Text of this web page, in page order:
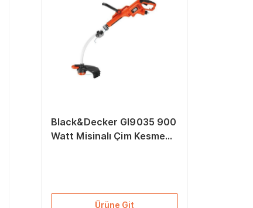
Black&Decker Gl9035 900
Watt Misinalı Çim Kesme
Ürüne Git